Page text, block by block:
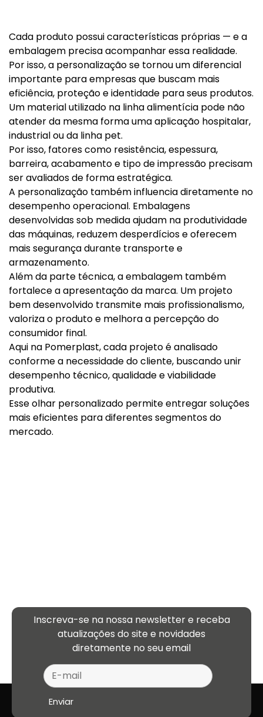
Cada produto possui características próprias — e a
embalagem precisa acompanhar essa realidade.
Por isso, a personalização se tornou um diferencial
importante para empresas que buscam mais
eficiência, proteção e identidade para seus produtos.
Um material utilizado na linha alimentícia pode não
atender da mesma forma uma aplicação hospitalar,
industrial ou da linha pet.
Por isso, fatores como resistência, espessura,
barreira, acabamento e tipo de impressão precisam
ser avaliados de forma estratégica.
A personalização também influencia diretamente no
desempenho operacional. Embalagens
desenvolvidas sob medida ajudam na produtividade
das máquinas, reduzem desperdícios e oferecem
mais segurança durante transporte e
armazenamento.
Além da parte técnica, a embalagem também
fortalece a apresentação da marca. Um projeto
bem desenvolvido transmite mais profissionalismo,
valoriza o produto e melhora a percepção do
consumidor final.
Aqui na Pomerplast, cada projeto é analisado
conforme a necessidade do cliente, buscando unir
desempenho técnico, qualidade e viabilidade
produtiva.
Esse olhar personalizado permite entregar soluções
mais eficientes para diferentes segmentos do
mercado.
Inscreva-se na nossa newsletter e receba
atualizações do site e novidades
diretamente no seu email